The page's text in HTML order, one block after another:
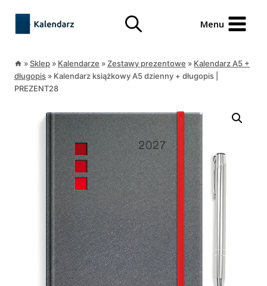
treści
treści
Menu
»Sklep » Kalendarze »Zestawy prezentowe » Kalendarz A5 +
długopis » Kalendarz książkowy A5 dzienny + długopis |
PREZENT28